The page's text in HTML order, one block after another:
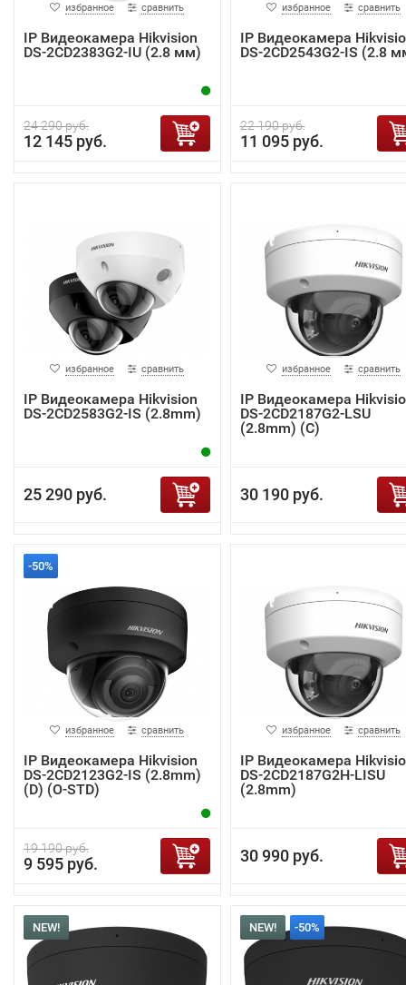
избранное сравнить
IP Видеокамера Hikvision
DS-2CD2383G2-IU (2.8 мм)
24 290 руб.
12 145 руб.
избранное сравнить
IP Видеокамера
DS-2CD2543G2-IS (2.8
22 190 руб.
11 095 руб.
избранное сравнить
IP Видеокамера Hikvision
DS-2CD2583G2-IS (2.8mm)
25 290 руб.
избранное сравнить
IP Видеокамера
DS-2CD2187G2-LSU
(2.8mm) (C)
30 190 руб.
-50%
избранное сравнить
IP Видеокамера Hikvision
DS-2CD2123G2-IS (2.8mm)
(D) (O-STD)
19 190 руб.
9 595 руб.
избранное сравнить
IP Видеокамера
DS-2CD2187G2H-LISU
(2.8mm)
30 990 руб.
NEW! NEW! -50%